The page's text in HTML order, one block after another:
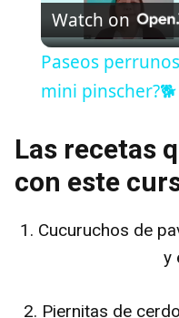
Watch on
Paseos
mini pinscher?🐕
Las recetas
con este
1. Cucuruchos de
y
2. Piernitas de